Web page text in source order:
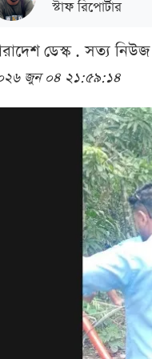
স্টাফ রিপোর্টার
ডেস্ক . সত্য নিউজ
জুন ০৪ ২১:৫৯:১৪